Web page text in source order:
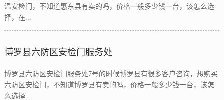
温安检门，不知道惠东县有卖的吗，价格一般多少钱一台，该怎么选
择，在...
博罗县六防区安检门服务处
博罗县六防区安检门服务处7号的时候博罗县有很多客户咨询，想购买
六防区安检门，不知道博罗县有卖的吗，价格一般多少钱一台，该怎
么选择...